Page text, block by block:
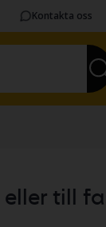
Kontakta oss
till